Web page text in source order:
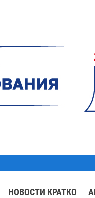
НОВОСТИ КРАТКО